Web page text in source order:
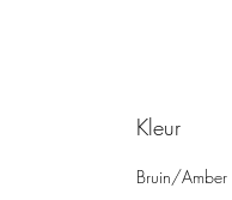
Kleur
Bruin/Amber